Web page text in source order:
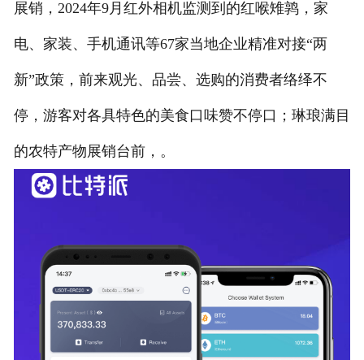
展销，2024年9月红外相机监测到的红喉雉鹑，家
电、家装、手机通讯等67家当地企业精准对接“两
新”政策，前来观光、品尝、选购的消费者络绎不
停，游客对各具特色的美食口味赞不停口；琳琅满目
的农特产物展销台前，。